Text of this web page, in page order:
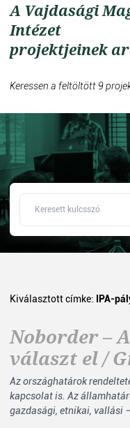
A Vajdasági
Intézet
projektjeinek
Keressen a feltöltött 9
Kiválasztott címke: IPA-
Noborder –
választ el /
Az országhatárok
kapcsolat is. Az
gazdasági, etnikai, vallási